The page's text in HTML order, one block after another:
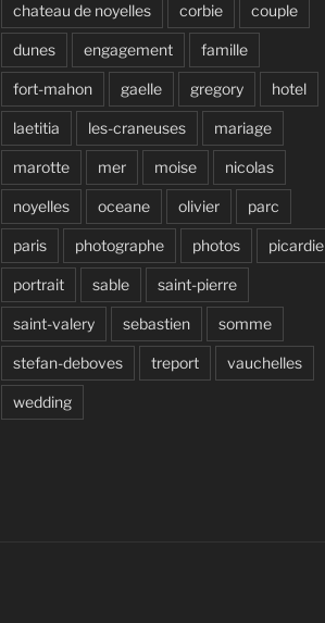
chateau de noyelles corbie couple
dunes engagement famille
fort-mahon gaelle gregory hotel
laetitia les-craneuses mariage
marotte mer moise nicolas
noyelles oceane olivier parc
paris photographe photos picardie
portrait sable saint-pierre
saint-valery sebastien somme
stefan-deboves treport vauchelles
wedding